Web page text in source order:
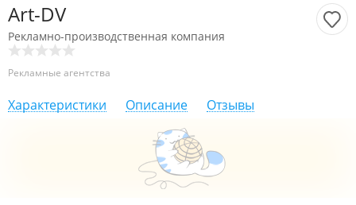
Art-DV
Рекламно-производственная компания
Рекламные агентства
Характеристики Описание Отзывы